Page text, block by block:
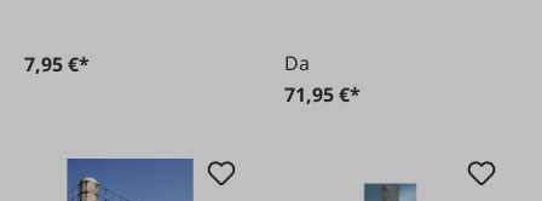
7,95 €*
Da
71,95 €*